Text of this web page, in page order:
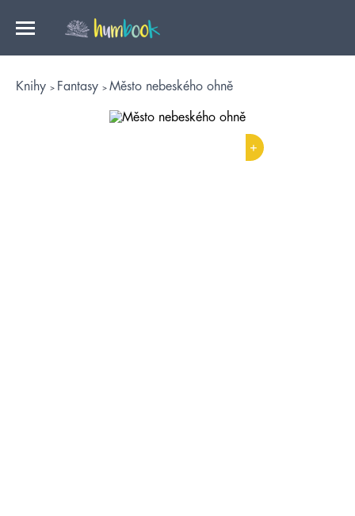
Knihy Fantasy Město nebeského ohně
+